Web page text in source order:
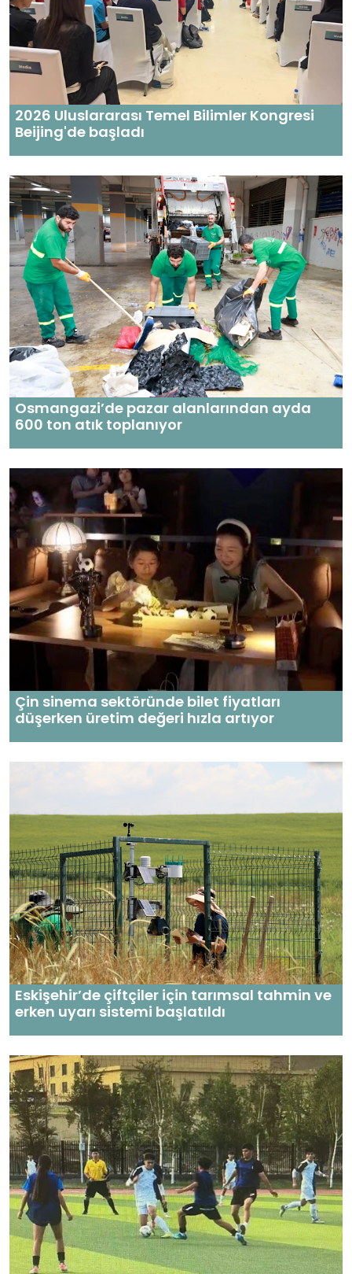
2026 Uluslararası Temel Bilimler Kongresi
Beijing'de başladı
Osmangazi’de pazar alanlarından ayda
600 ton atık toplanıyor
Çin sinema sektöründe bilet fiyatları
düşerken üretim değeri hızla artıyor
Eskişehir’de çiftçiler için tarımsal tahmin ve
erken uyarı sistemi başlatıldı